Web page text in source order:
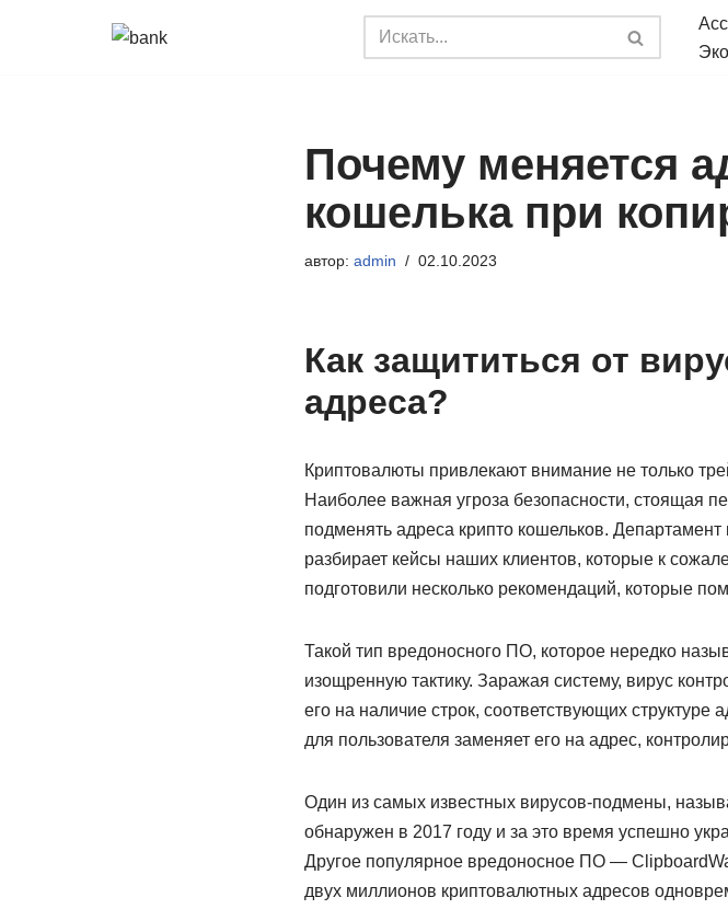
Почему меняется
кошелька при
автор: admin 02.10.2023
Как защититься от
адреса?
Криптовалюты привлекают внимание не только
Наиболее важная угроза безопасности, стоящая
подменять адреса крипто кошельков.
разбирает кейсы наших клиентов, которые к
подготовили несколько рекомендаций, которые
Такой тип вредоносного ПО, которое нередко
изощренную тактику. Заражая систему, вирус
его на наличие строк, соответствующих
для пользователя заменяет его на адрес,
Один из самых известных вирусов-подмены,
обнаружен в 2017 году и за это время успешно
Другое популярное вредоносное ПО —
двух миллионов криптовалютных адресов